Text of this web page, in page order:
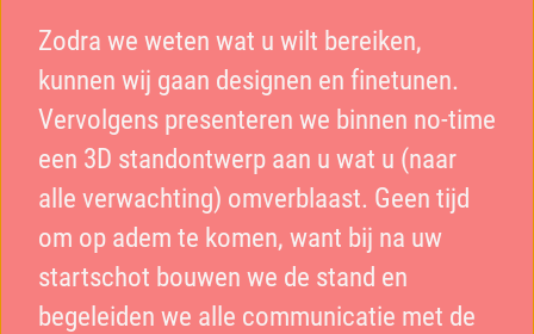
Zodra we weten wat u wilt bereiken,
kunnen wij gaan designen en finetunen.
Vervolgens presenteren we binnen no-time
een 3D standontwerp aan u wat u (naar
alle verwachting) omverblaast. Geen tijd
om op adem te komen, want bij na uw
startschot bouwen we de stand en
begeleiden we alle communicatie met de